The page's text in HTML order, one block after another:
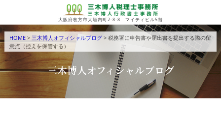
大阪府枚方市大垣内町2-8-8 マイティビル5階
HOME> 三木博人オフィシャルブログ> 税務署に申告書や届出書を提出する際の留
意点（控えを保管する）
三木博人オフィシャルブログ